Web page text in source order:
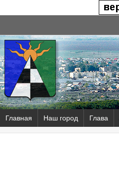
Главная Наш город Глава